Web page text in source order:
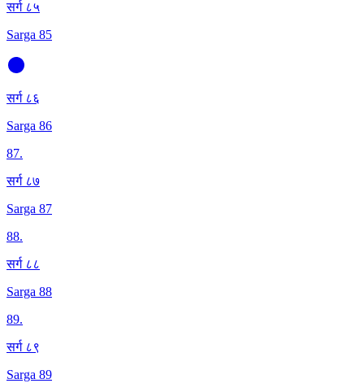
सर्ग ८५
Sarga 85
सर्ग ८६
Sarga 86
87.
सर्ग ८७
Sarga 87
88.
सर्ग ८८
Sarga 88
89.
सर्ग ८९
Sarga 89